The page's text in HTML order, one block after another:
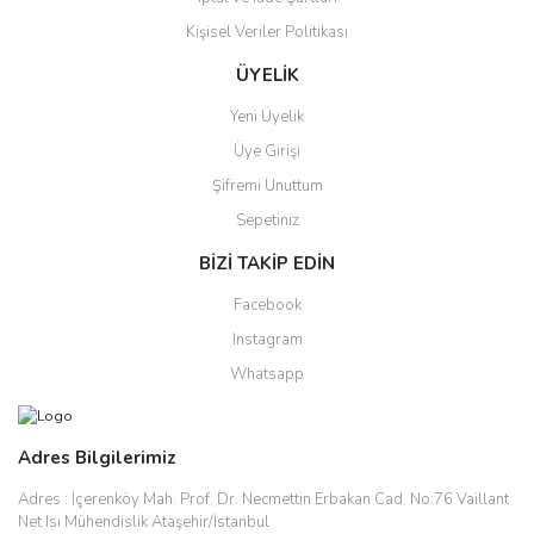
Kişisel Veriler Politikası
ÜYELİK
Yeni Üyelik
Üye Girişi
Şifremi Unuttum
Sepetiniz
BİZİ TAKİP EDİN
Facebook
Instagram
Whatsapp
Adres Bilgilerimiz
Adres : İçerenköy Mah. Prof. Dr. Necmettin Erbakan Cad. No:76 Vaillant
Net Isı Mühendislik Ataşehir/İstanbul